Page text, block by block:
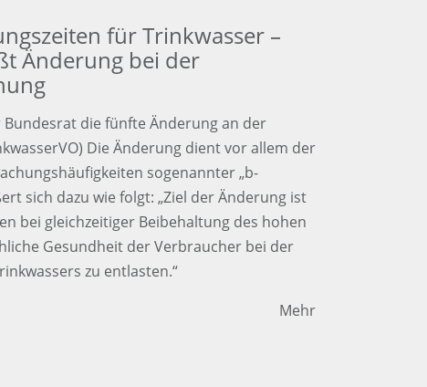
für Trinkwasser –
Änderung bei der
Bundesrat die fünfte Änderung an der
Die Änderung dient vor allem der
sogenannter „b-
sich dazu wie folgt: „Ziel der Änderung ist
bei gleichzeitiger Beibehaltung des hohen
Gesundheit der Verbraucher bei der
zu entlasten.“
Mehr